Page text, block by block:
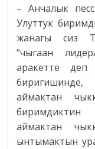
– Анчалык
Улуттук
жанагы сиз
“чыгаан
аракетте деп
биригишинде,
аймактан
биримдиктин
аймактан
ынтымактын